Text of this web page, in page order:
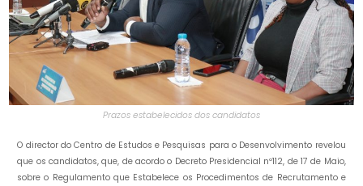
Prazos estabelecidos dos candidatos
O director do Centro de Estudos e Pesquisas para o Desenvolvimento revelou
que os candidatos, que, de acordo o Decreto Presidencial nº112, de 17 de Maio,
sobre o Regulamento que Estabelece os Procedimentos de Recrutamento e